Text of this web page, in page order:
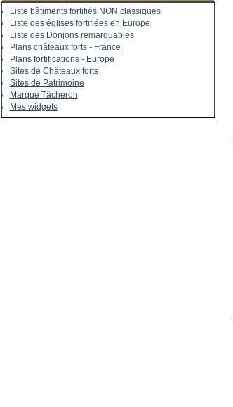
Liste bâtiments fortifiés NON classiques
Liste des églises fortifiées en Europe
Liste des Donjons remarquables
Plans châteaux forts - France
Plans fortifications - Europe
Sites de Châteaux forts
Sites de Patrimoine
Marque Tâcheron
Mes widgets